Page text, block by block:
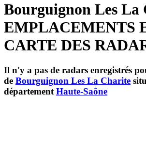
Bourguignon Les La
EMPLACEMENTS
CARTE DES
Il n'y a pas de radars enregistrés
de Bourguignon Les La Charite
département Haute-Saône